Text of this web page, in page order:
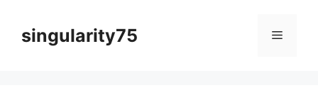
singularity75 메